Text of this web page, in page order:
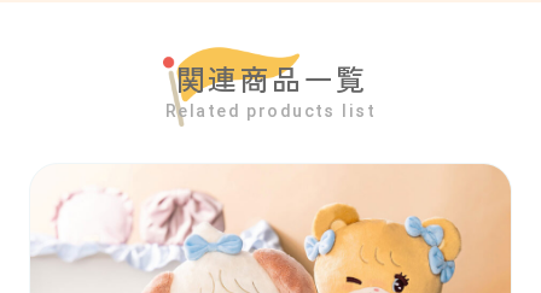
関連商品一覧
Related products list